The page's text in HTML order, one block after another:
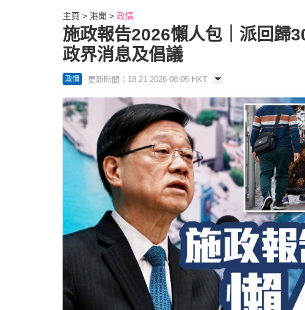
主頁 港聞 政情
施政報告2026懶人包｜派回歸
政界消息及倡議
政情 更新時間：18:21 2026-08-05 HKT